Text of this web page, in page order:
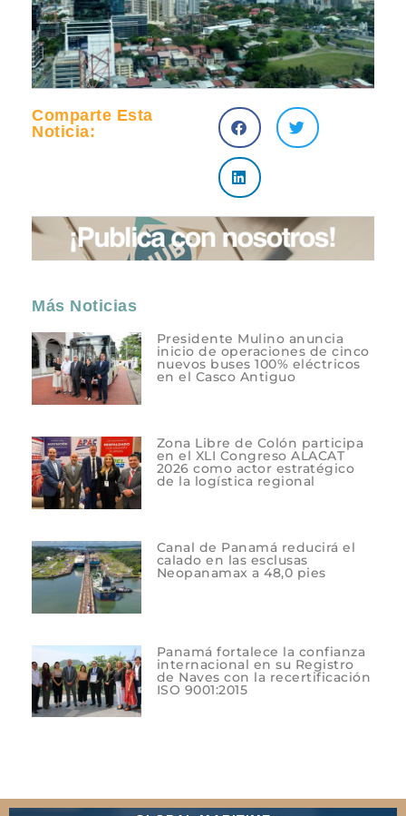
Comparte Esta
Noticia:
Más Noticias
Presidente Mulino anuncia
inicio de operaciones de cinco
nuevos buses 100% eléctricos
en el Casco Antiguo
Zona Libre de Colón participa
en el XLI Congreso ALACAT
2026 como actor estratégico
de la logística regional
Canal de Panamá reducirá el
calado en las esclusas
Neopanamax a 48,0 pies
Panamá fortalece la confianza
internacional en su Registro
de Naves con la recertificación
ISO 9001:2015